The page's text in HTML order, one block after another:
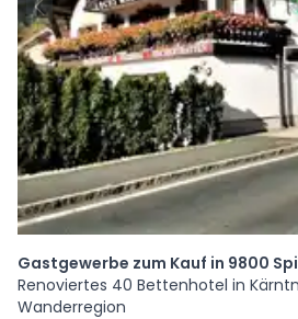
Gastgewerbe zum Kauf in 9800
Renoviertes 40 Bettenhotel in
Wanderregion